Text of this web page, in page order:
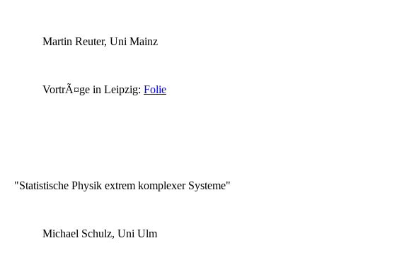
Martin Reuter, Uni Mainz
VortrÃ¤ge in Leipzig: Folie
"Statistische Physik extrem komplexer Systeme"
Michael Schulz, Uni Ulm